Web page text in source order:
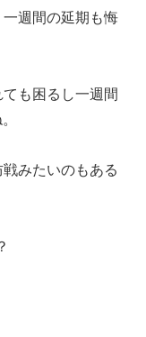
一週間の延期も悔
も困るし一週間
みたいのもある